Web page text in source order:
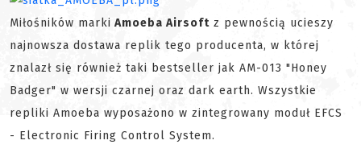
Miłośników marki Amoeba Airsoft z pewnością ucieszy
najnowsza dostawa replik tego producenta, w której
znalazł się również taki bestseller jak AM-013 "Honey
Badger" w wersji czarnej oraz dark earth. Wszystkie
repliki Amoeba wyposażono w zintegrowany moduł EFCS
- Electronic Firing Control System.